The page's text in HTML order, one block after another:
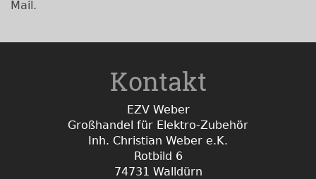
Mail.
Kontakt
EZV Weber
Großhandel für Elektro-Zubehör
Inh. Christian Weber e.K.
Rotbild 6
74731 Walldürn